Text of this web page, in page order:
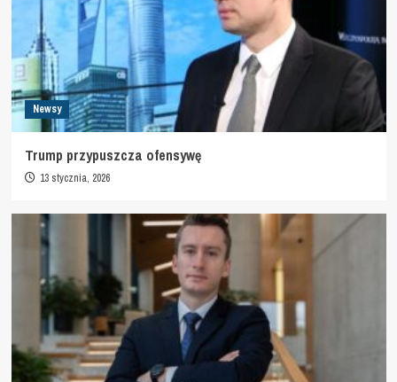
Newsy
Trump przypuszcza ofensywę
13 stycznia, 2026